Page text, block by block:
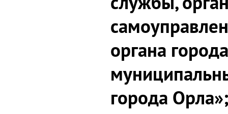
органа
города